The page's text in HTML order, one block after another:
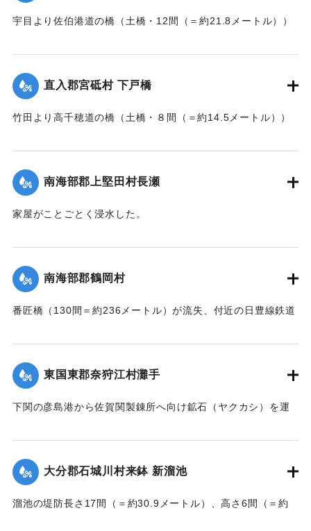
と13日以来、住民の間で協議が進められてきたが、費用など
憤慨している。
宇目より佐伯港道の橋（土橋・12間（＝約21.8メートル））
｜固有コード: 002680200
直入郡宮砥村 下戸橋
竹田より高千穂道の橋（土橋・８間（＝約14.5メートル））
｜固有コード: 002680201
南海部郡上堅田村長瀬
家屋がことごとく浸水した。
｜固有コード:
南海部郡鶴岡村
番匠橋（130間＝約236メートル）が流失、付近の日豊線鉄道
｜固有コード: 002680194
東国東郡奈狩江村灘手
下関の彦島港から佐賀関製錬所へ向け鉱石（ヤクカシ）を運
江村の漁業組合の2人が発見し、消防組と協力、現場へ決死者
7人選抜し現場へ急行させ、辛うじて救助した。
【出典：大分新聞 大正7年7月16日7面（15日夕刊）】
大分郡石城川村来鉢 新溜池
溜池の堤防長さ17間（＝約30.9メートル）、高さ6間（＝約